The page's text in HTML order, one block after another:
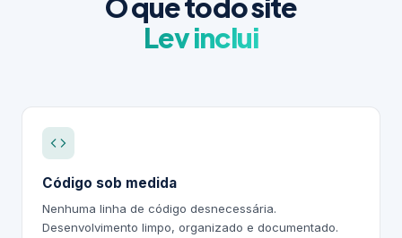
Lev inclui
Código sob medida
Nenhuma linha de código desnecessária.
Desenvolvimento limpo, organizado e documentado.